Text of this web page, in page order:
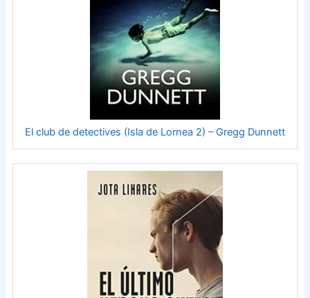
El club de detectives (Isla de Lornea 2) – Gregg Dunnett